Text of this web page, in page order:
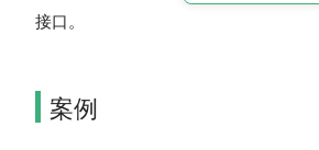
接口。
案例